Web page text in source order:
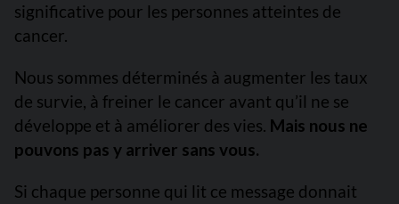
significative pour les personnes atteintes de
cancer.
Nous sommes déterminés à augmenter les taux
de survie, à freiner le cancer avant qu’il ne se
développe et à améliorer des vies. Mais nous ne
pouvons pas y arriver sans vous.
Si chaque personne qui lit ce message donnait